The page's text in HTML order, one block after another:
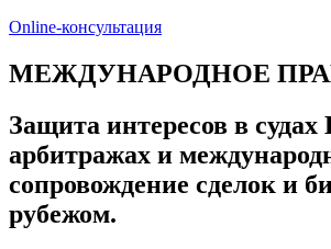
Online-консультация
МЕЖДУНАРОДНОЕ
Защита интересов в
арбитражах и
сопровождение сделок и
рубежом.